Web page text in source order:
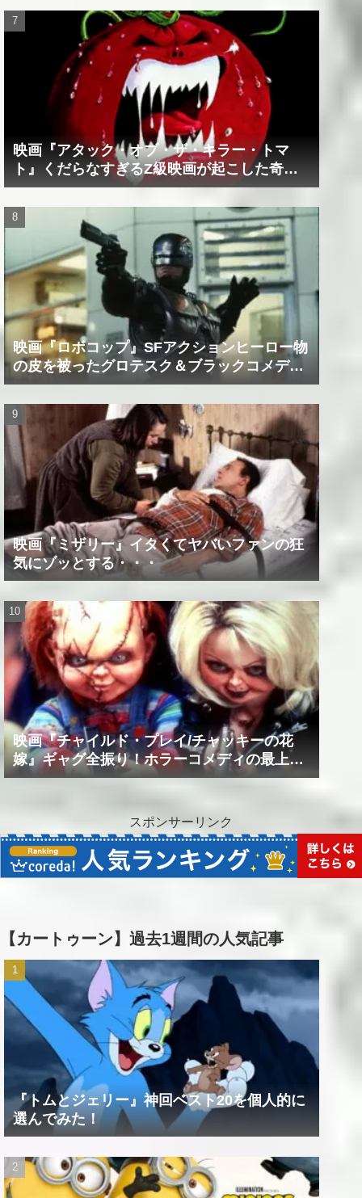
映画『アタック・オブ・ザ・キラー・トマ
ト』くだらなすぎるZ級映画が起こした奇跡
の数々！？
映画『ロボコップ』SFアクションヒーロー物
の皮を被ったグロテスク＆ブラックコメデ
ィ！？
映画『ミザリー』イタくてヤバいファンの狂
気にゾッとする・・・
映画『チャイルド・プレイ/チャッキーの花
嫁』ギャグ全振り！ホラーコメディの最上級
作品！！
スポンサーリンク
【カートゥーン】過去1週間の人気記事
『トムとジェリー』神回ベスト20を個人的に
選んでみた！